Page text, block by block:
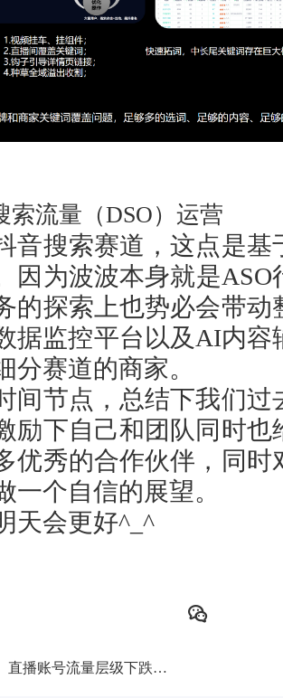
索流量（DSO）运营
音搜索赛道，这点是
因为波波本身就是
的探索上也势必会带
据监控平台以及AI内
分赛道的商家。
间节点，总结下我们
励下自己和团队同时
优秀的合作伙伴，同
一个自信的展望。
天会更好^_^
直播账号流量层级下跌怎么破？（收藏）